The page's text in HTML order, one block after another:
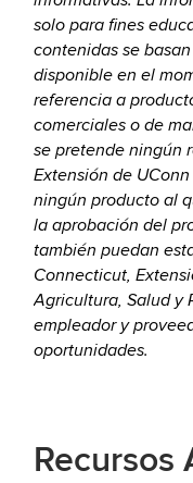
solo para fines
contenidas se
disponible en el
referencia a
comerciales o de
se pretende ningún
Extensión de
ningún producto al
la aprobación del
también puedan
Connecticut,
Agricultura, Salud y
empleador y
oportunidades.
Recursos